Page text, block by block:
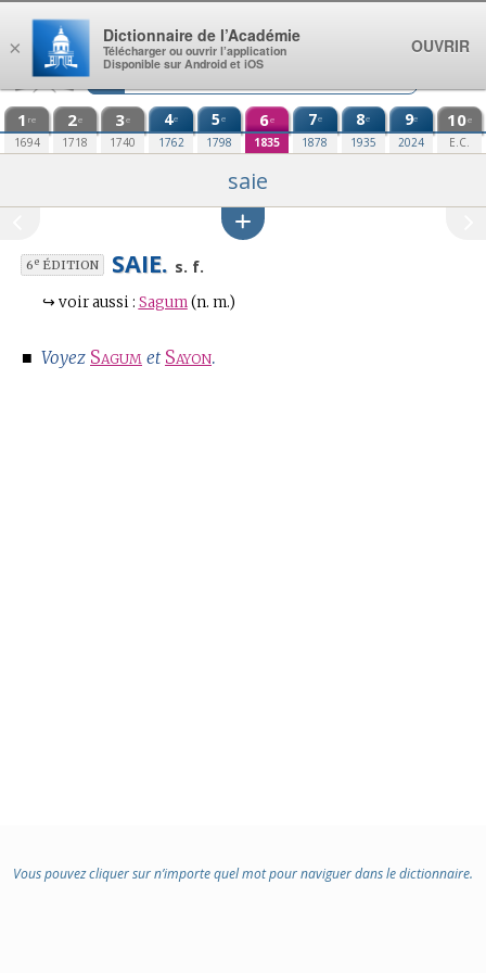
Aller au contenu
1 re
1694
2e
1718
3e
1740
4e
1762
5e
1798
6e
1835
7e
1878
8e
1935
9e
2024
10e
E.C.
saie
6eÉDITION SAIE. s. f.
↪ voir aussi : Sagum (n. m.)
■ Voyez Sagum et Sayon.
Vous pouvez cliquer sur n’importe quel mot pour naviguer dans le dictionnaire.
×
Dictionnaire de l’Académie
Télécharger ou ouvrir l’application
Disponible sur Android et iOS
OUVRIR